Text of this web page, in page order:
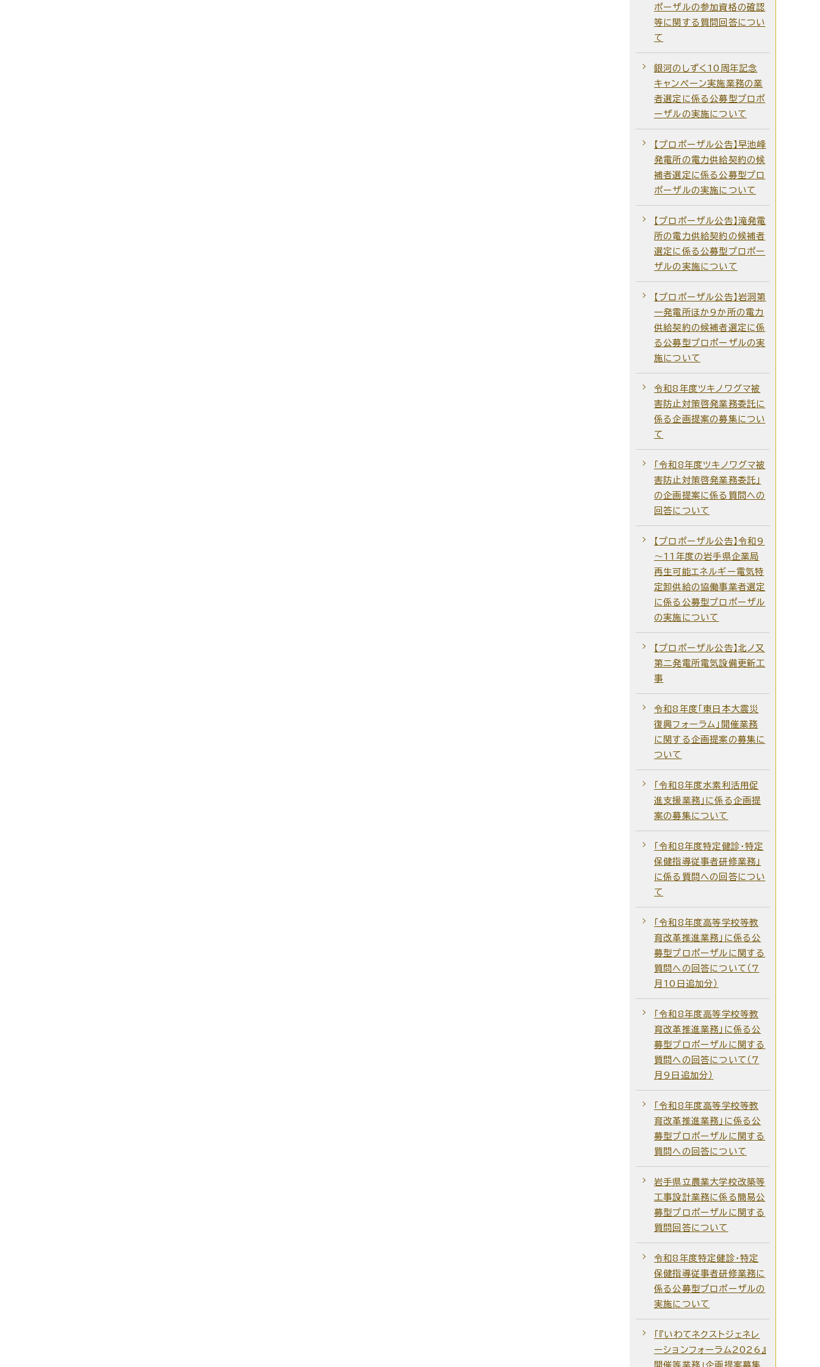
ポーザルの参加資格の確認
等に関する質問回答につい
て
銀河のしずく10周年記念
キャンペーン実施業務の業
者選定に係る公募型プロポ
ーザルの実施について
【プロポーザル公告】早池峰
発電所の電力供給契約の候
補者選定に係る公募型プロ
ポーザルの実施について
【プロポーザル公告】滝発電
所の電力供給契約の候補者
選定に係る公募型プロポー
ザルの実施について
【プロポーザル公告】岩洞第
一発電所ほか9か所の電力
供給契約の候補者選定に係
る公募型プロポーザルの実
施について
令和8年度ツキノワグマ被
害防止対策啓発業務委託に
係る企画提案の募集につい
て
「令和8年度ツキノワグマ被
害防止対策啓発業務委託」
の企画提案に係る質問への
回答について
【プロポーザル公告】令和9
～11年度の岩手県企業局
再生可能エネルギー電気特
定卸供給の協働事業者選定
に係る公募型プロポーザル
の実施について
【プロポーザル公告】北ノ又
第二発電所電気設備更新工
事
令和8年度「東日本大震災
復興フォーラム」開催業務
に関する企画提案の募集に
ついて
「令和8年度水素利活用促
進支援業務」に係る企画提
案の募集について
「令和8年度特定健診・特定
保健指導従事者研修業務」
に係る質問への回答につい
て
「令和8年度高等学校等教
育改革推進業務」に係る公
募型プロポーザルに関する
質問への回答について（7
月10日追加分）
「令和8年度高等学校等教
育改革推進業務」に係る公
募型プロポーザルに関する
質問への回答について（7
月9日追加分）
「令和8年度高等学校等教
育改革推進業務」に係る公
募型プロポーザルに関する
質問への回答について
岩手県立農業大学校改築等
工事設計業務に係る簡易公
募型プロポーザルに関する
質問回答について
令和8年度特定健診・特定
保健指導従事者研修業務に
係る公募型プロポーザルの
実施について
「『いわてネクストジェネレ
ーションフォーラム2026』
開催等業務」企画提案募集